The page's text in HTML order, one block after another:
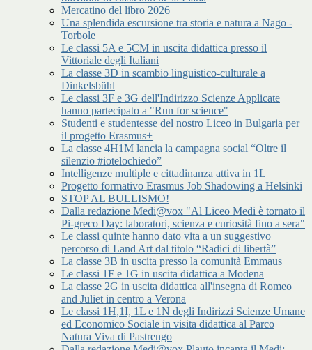
Mercatino del libro 2026
Una splendida escursione tra storia e natura a Nago -
Torbole
Le classi 5A e 5CM in uscita didattica presso il
Vittoriale degli Italiani
La classe 3D in scambio linguistico-culturale a
Dinkelsbühl
Le classi 3F e 3G dell'Indirizzo Scienze Applicate
hanno partecipato a "Run for science"
Studenti e studentesse del nostro Liceo in Bulgaria per
il progetto Erasmus+
La classe 4H1M lancia la campagna social “Oltre il
silenzio #iotelochiedo”
Intelligenze multiple e cittadinanza attiva in 1L
Progetto formativo Erasmus Job Shadowing a Helsinki
STOP AL BULLISMO!
Dalla redazione Medi@vox "Al Liceo Medi è tornato il
Pi-greco Day: laboratori, scienza e curiosità fino a sera"
Le classi quinte hanno dato vita a un suggestivo
percorso di Land Art dal titolo “Radici di libertà”
La classe 3B in uscita presso la comunità Emmaus
Le classi 1F e 1G in uscita didattica a Modena
La classe 2G in uscita didattica all'insegna di Romeo
and Juliet in centro a Verona
Le classi 1H,1I, 1L e 1N degli Indirizzi Scienze Umane
ed Economico Sociale in visita didattica al Parco
Natura Viva di Pastrengo